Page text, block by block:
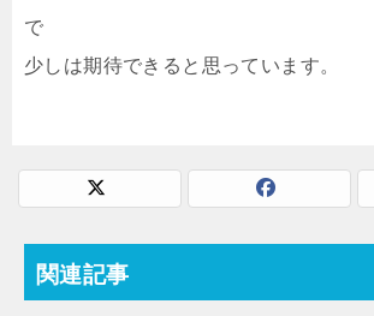
で
少しは期待できると思っています。
関連記事